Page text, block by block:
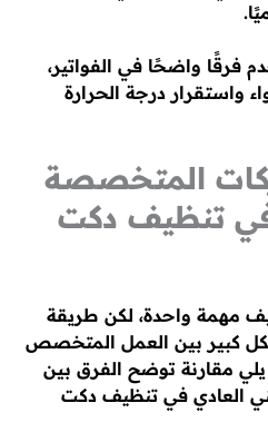
فرقًا واضحًا في الفواتير،
واستقرار درجة الحرارة
المتخصصة
في تنظيف دكت
مهمة واحدة، لكن طريقة
كبير بين العمل المتخصص
يلي مقارنة توضح الفرق بين
العادي في تنظيف دكت